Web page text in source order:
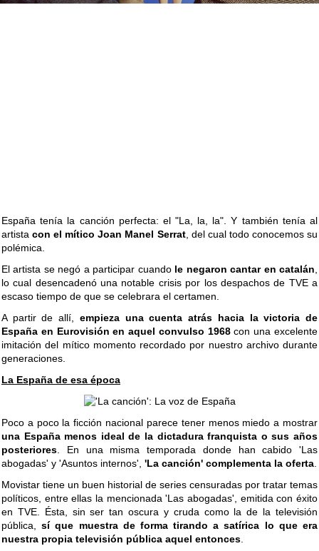
España tenía la canción perfecta: el "La, la, la". Y también tenía al
artistacon el mítico Joan Manel Serrat, del cual todo conocemos su
polémica.
El artista se negó a participar cuando le negaron cantar en catalán
lo cual desencadenó una notable crisis por los despachos de TVE a
escaso tiempo de que se celebrara el certamen.
A partir de allí, empieza una cuenta atrás hacia la victoria de
España en Eurovisión en aquel convulso 1968con una excelente
imitación del mítico momento recordado por nuestro archivo durante
generaciones.
La España de esa época
Poco a poco la ficción nacional parece tener menos miedo a mostrar
una España menos ideal de la dictadura franquista o sus años
posteriores . En una misma temporada donde han cabido 'Las
abogadas' y 'Asuntos internos', 'La canción' complementa la oferta
Movistar tiene un buen historial de series censuradas por tratar temas
políticos, entre ellas la mencionada 'Las abogadas', emitida con éxito
en TVE. Ésta, sin ser tan oscura y cruda como la de la televisión
pública,sí que muestra de forma tirando a satírica lo que era
nuestra propia televisión pública aquel entonces